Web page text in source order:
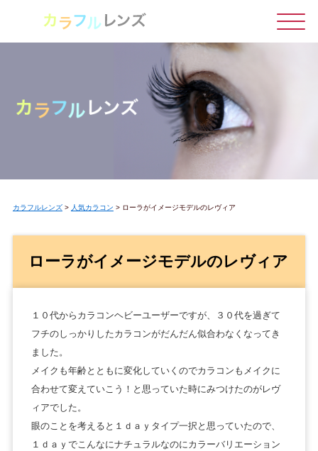
カラフルレンズ> 人気カラコン > ローラがイメージモデルのレヴィア
ローラがイメージモデルのレヴィア
１０代からカラコンヘビーユーザーですが、３０代を過ぎて
フチのしっかりしたカラコンがだんだん似合わなくなってき
ました。
メイクも年齢とともに変化していくのでカラコンもメイクに
合わせて変えていこう！と思っていた時にみつけたのがレヴ
ィアでした。
眼のことを考えると１ｄａｙタイプ一択と思っていたので、
１ｄａｙでこんなにナチュラルなのにカラーバリエーション